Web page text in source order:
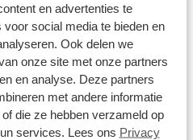
en advertenties te
social media te bieden en
Ook delen we
onze site met onze partners
en analyse. Deze partners
met andere informatie
die ze hebben verzameld op
services. Lees ons Privacy